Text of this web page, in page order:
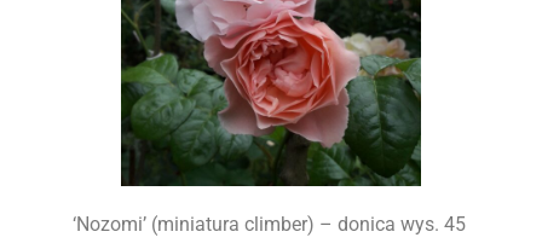
‘Nozomi’ (miniatura climber) – donica wys. 45